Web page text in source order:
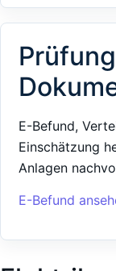
E-Befund,
Einschätzung
Anlagen
E-Befund